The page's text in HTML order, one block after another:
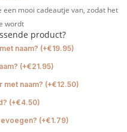
een mooi cadeautje van, zodat het
wordt
product?
naam? (+€19.95)
(+€21.95)
met naam? (+€12.50)
(+€4.50)
(+€1.79)